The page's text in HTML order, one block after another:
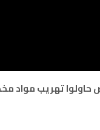
تهريب مواد